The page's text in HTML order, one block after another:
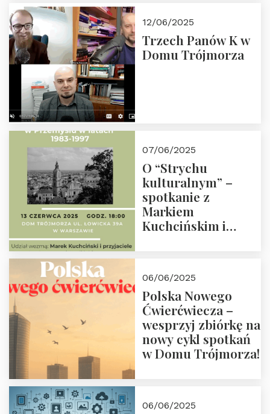
Fundacji
12/06/2025
Trzech Panów K w
Domu Trójmorza
07/06/2025
O “Strychu
kulturalnym” –
spotkanie z
Markiem
Kuchcińskim i
18:00
06/06/2025
Polska Nowego
Ćwierćwiecza –
wesprzyj zbiórkę na
nowy cykl spotkań
w Domu Trójmorza!
06/06/2025